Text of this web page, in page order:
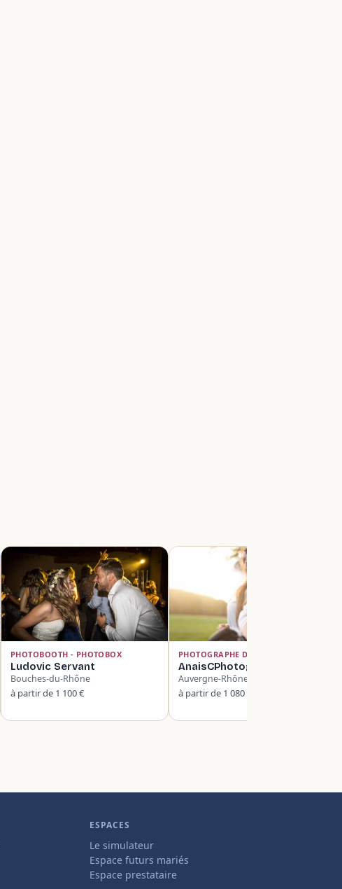
PHOTOBOOTH - PHOTOBOX
Ludovic Servant
Bouches-du-Rhône
à partir de 1 100 €
PHOTOGRAPHE DE MARIAGE
AnaisCPhotographe
Auvergne-Rhône-Alpes
à partir de 1 080 €
ESPACES
Le simulateur
Espace futurs mariés
Espace prestataire